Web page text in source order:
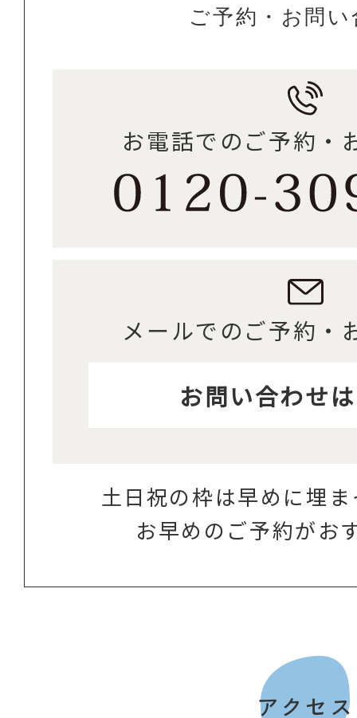
ご予約・お問
お電話でのご予約・
メールでのご予約・
お問い合わせ
土日祝の枠は早めに埋
お早めのご予約がお
アクセス